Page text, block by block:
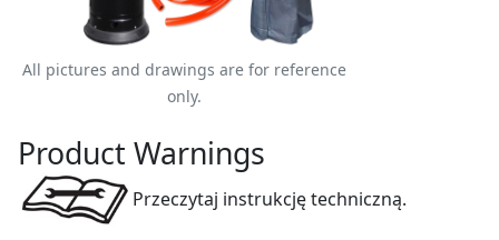
All pictures and drawings are for reference
only.
Product Warnings
Przeczytaj instrukcję techniczną.